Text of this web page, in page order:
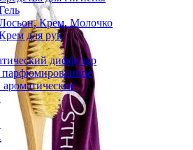
Крем, Молочко
для рук
диффузор